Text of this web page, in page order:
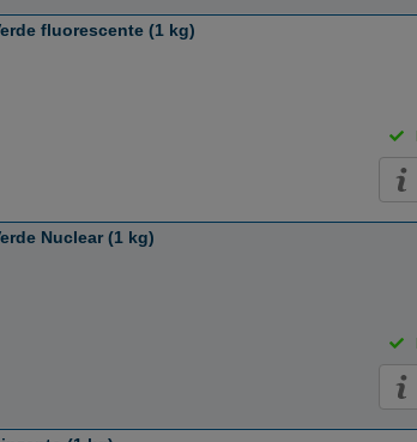
fluorescente (1 kg)
Nuclear (1 kg)